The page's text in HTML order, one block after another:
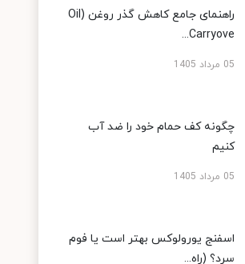
راهنمای جامع کاهش گذر روغن (Oil
Carryove...
05 مرداد 1405
چگونه کف حمام خود را ضد آب
کنیم
05 مرداد 1405
اسفنج یورولوکس بهتر است یا فوم
سرد؟ (راه...